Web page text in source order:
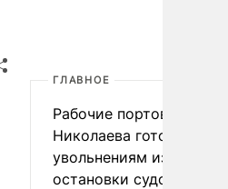
ГЛАВНОЕ
Рабочие портов
Николаева готовятся к
увольнениям из-за
остановки судоходства